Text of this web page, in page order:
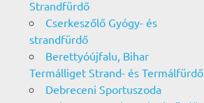
Strandfürdő
Cserkeszőlő Gyógy- és
strandfürdő
Berettyóújfalu, Bihar
Termálliget Strand- és Termálfürdő
Debreceni Sportuszoda